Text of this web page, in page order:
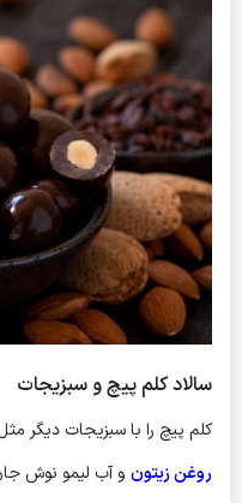
سالاد کلم پیچ و سبزیجات
کلم پیچ را با سبزیجات دیگر
روغن زیتون و آب لیمو نوش